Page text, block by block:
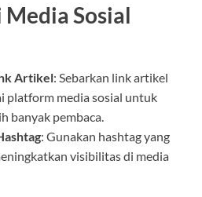
Media Sosial
Artikel: Sebarkan link artikel
platform media sosial untuk
banyak pembaca.
: Gunakan hashtag yang
visibilitas di media